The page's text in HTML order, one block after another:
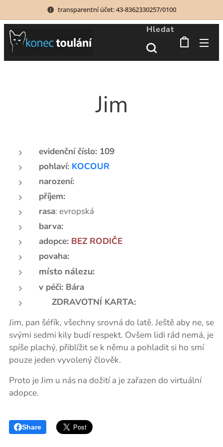
transparentní účet: 43-8362330257/0100
Hledat
Jim
evidenční číslo: 109
pohlaví: KOCOUR
narození:
příjem:
rasa: evropská
barva:
adopce: BEZ RODIČE
povaha:
místo nálezu:
v péči: Bára
📃 ZDRAVOTNÍ KARTA:
Jim, pan šéfík, všechny srovná do latě. Ještě aby ne, se
svými sedmi kily budí respekt. Ovšem lidi rád nemá, je
spíše plachý, přiblížit se k němu a pohladit si ho smí
pouze jeden vyvolený člověk.
Proto je Jim u nás na dožití a je zařazen do virtuální
adopce.
Share